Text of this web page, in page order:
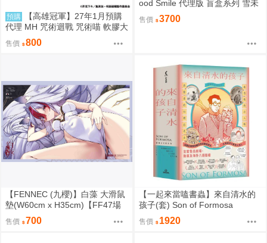
預購
【高雄冠軍】27年1月預購
代理 MH 咒術迴戰 咒術喵 軟膠大
貓咪 夏油傑 再版 免訂金0813
售價 800
ood Smile 代理版 盲盒系列 雪未
來全明星 模型收藏 Vol.2 盒玩 09
06
售價 3700
【FENNEC (九櫻)】白藻 大滑鼠
墊(W60cm x H35cm)【FF47場
前預購】{宅即門}
售價 700
【一起來當嗑書蟲】來自清水的
孩子(套) Son of Formosa
售價 1920